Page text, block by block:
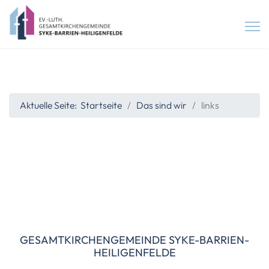
Aktuelle Seite: Startseite Das sind wir links
GESAMTKIRCHENGEMEINDE SYKE-BARRIEN-
HEILIGENFELDE